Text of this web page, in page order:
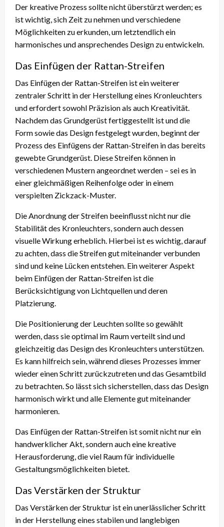
Der kreative Prozess sollte nicht überstürzt werden; es
ist wichtig, sich Zeit zu nehmen und verschiedene
Möglichkeiten zu erkunden, um letztendlich ein
harmonisches und ansprechendes Design zu entwickeln.
Das Einfügen der Rattan-Streifen
Das Einfügen der Rattan-Streifen ist ein weiterer
zentraler Schritt in der Herstellung eines Kronleuchters
und erfordert sowohl Präzision als auch Kreativität.
Nachdem das Grundgerüst fertiggestellt ist und die
Form sowie das Design festgelegt wurden, beginnt der
Prozess des Einfügens der Rattan-Streifen in das bereits
gewebte Grundgerüst. Diese Streifen können in
verschiedenen Mustern angeordnet werden – sei es in
einer gleichmäßigen Reihenfolge oder in einem
verspielten Zickzack-Muster.
Die Anordnung der Streifen beeinflusst nicht nur die
Stabilität des Kronleuchters, sondern auch dessen
visuelle Wirkung erheblich. Hierbei ist es wichtig, darauf
zu achten, dass die Streifen gut miteinander verbunden
sind und keine Lücken entstehen. Ein weiterer Aspekt
beim Einfügen der Rattan-Streifen ist die
Berücksichtigung von Lichtquellen und deren
Platzierung.
Die Positionierung der Leuchten sollte so gewählt
werden, dass sie optimal im Raum verteilt sind und
gleichzeitig das Design des Kronleuchters unterstützen.
Es kann hilfreich sein, während dieses Prozesses immer
wieder einen Schritt zurückzutreten und das Gesamtbild
zu betrachten. So lässt sich sicherstellen, dass das Design
harmonisch wirkt und alle Elemente gut miteinander
harmonieren.
Das Einfügen der Rattan-Streifen ist somit nicht nur ein
handwerklicher Akt, sondern auch eine kreative
Herausforderung, die viel Raum für individuelle
Gestaltungsmöglichkeiten bietet.
Das Verstärken der Struktur
Das Verstärken der Struktur ist ein unerlässlicher Schritt
in der Herstellung eines stabilen und langlebigen